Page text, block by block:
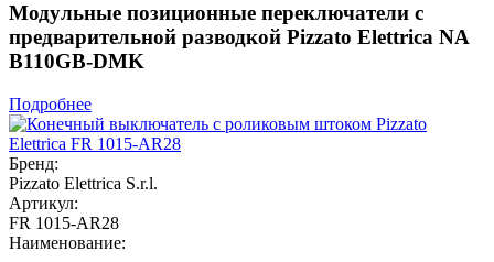
Модульные позиционные переключатели с
предварительной разводкой Pizzato Elettrica NA
B110GB-DMK
Подробнее
Бренд:
Pizzato Elettrica S.r.l.
Артикул:
FR 1015-AR28
Наименование: